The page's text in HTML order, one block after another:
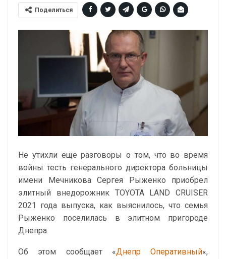
Поделиться
Не утихли еще разговоры о том, что во время
войны тесть генерального директора больницы
имени Мечникова Сергея Рыженко приобрел
элитный внедорожник TOYOTA LAND CRUISER
2021 года выпуска, как выяснилось, что семья
Рыженко поселилась в элитном пригороде
Днепра
Об этом сообщает «Днепр Оперативный«,